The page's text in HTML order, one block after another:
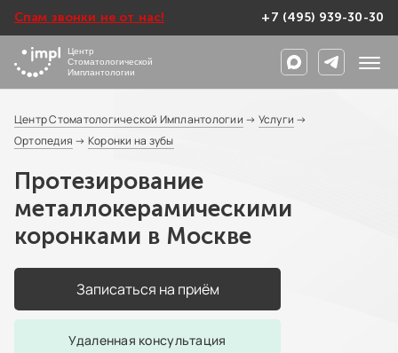
Спам звонки не от нас! +7 (495) 939-30-30
Центр
Стоматологической
Имплантологии
Центр Стоматологической Имплантологии → Услуги →
Ортопедия → Коронки на зубы
Протезирование
металлокерамическими
коронками в Москве
Записаться на приём
Удаленная консультация